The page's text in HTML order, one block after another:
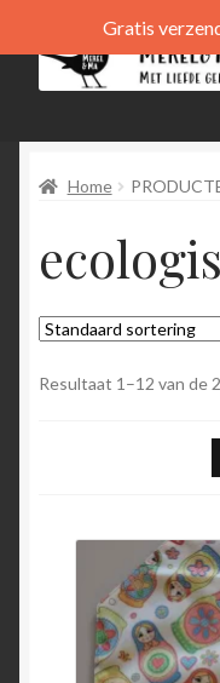
door
navigatie
direct
de
Afrekenen
Mijn account
Winkelmand
menu
Home
Resultaat 1–12 van de
Gratis